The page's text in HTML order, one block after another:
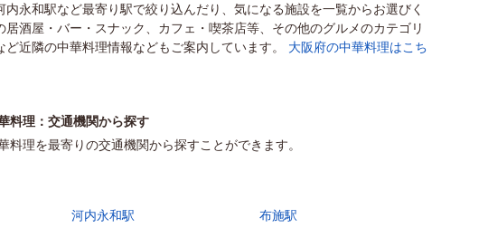
内永和駅など最寄り駅で絞り込んだり、気になる施設を一覧からお選びく
居酒屋・バー・スナック、カフェ・喫茶店等、その他のグルメのカテゴリ
ど近隣の中華料理情報などもご案内しています。 大阪府の中華料理はこち
料理：交通機関から探す
料理を最寄りの交通機関から探すことができます。
河内永和駅 布施駅